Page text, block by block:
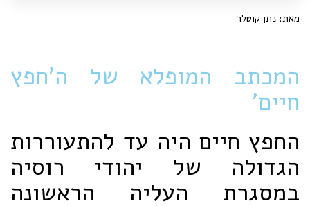
מאת: נתן קוטלר
המכתב המופלא של ה'חפץ
חיים'
החפץ חיים היה עד להתעוררות
הגדולה של יהודי רוסיה
במסגרת העליה הראשונה